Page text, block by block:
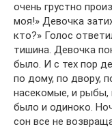
очень грустно
моя!» Девочка
кто?» Голос
тишина. Девочка
было. И с тех пор
по дому, по двору,
насекомые, и рыбы,
было и одиноко.
сон все не